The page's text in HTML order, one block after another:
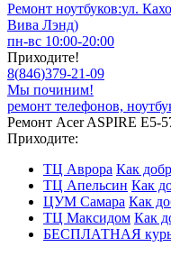
Ремонт ноутбуков:ул.
Вива Лэнд)
пн-вс 10:00-20:00
Приходите!
8(846)379-21-09
Мы починим!
ремонт телефонов,
Ремонт Acer ASPIRE E5-
Приходите:
ТЦ Аврора Как
ТЦ Апельсин Как
ЦУМ Самара Как
ТЦ Максидом Как
БЕСПЛАТНАЯ